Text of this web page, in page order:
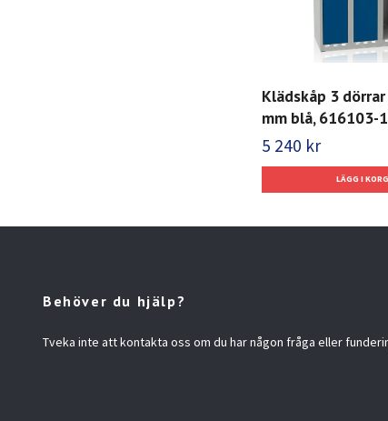
Klädskåp 3
mm blå, 616103-
5 240 kr
Behöver du hjälp?
Tveka inte att kontakta oss om du har någon fråga eller